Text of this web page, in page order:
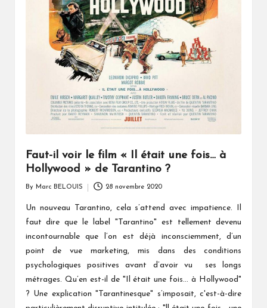
Faut-il voir le film « Il était une fois… à
Hollywood » de Tarantino ?
by
By Marc BELOUIS 28 novembre 2020
Un nouveau Tarantino, cela s’attend avec impatience. Il
faut dire que le label "Tarantino" est tellement devenu
incontournable que l’on est déjà inconsciemment, d’un
point de vue marketing, mis dans des conditions
psychologiques positives avant d’avoir vu ses longs
métrages. Qu’en est-il de "Il était une fois... à Hollywood"
? Une explication "Tarantinesque" s’imposait, c'est-à-dire